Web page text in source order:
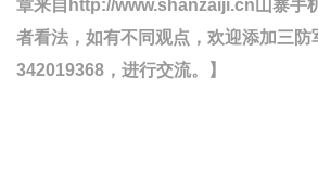
章来自http://www.shanzaiji.cn山寨手
者看法，如有不同观点，欢迎添加三防
342019368，进行交流。】